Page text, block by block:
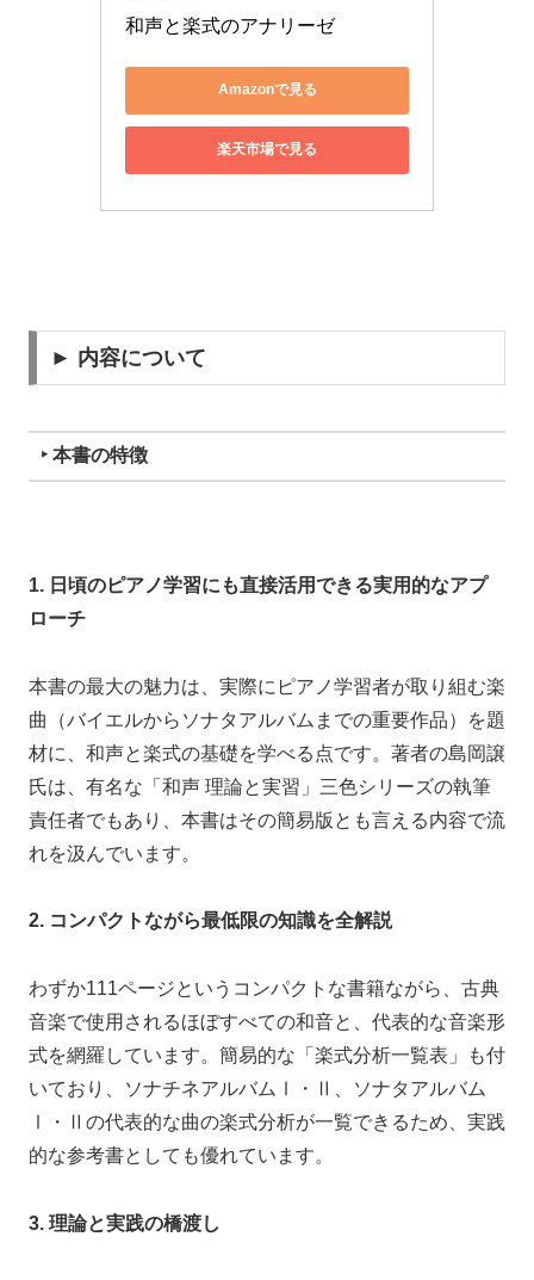
和声と楽式のアナリーゼ
Amazonで見る
楽天市場で見る
► 内容について
‣ 本書の特徴
1. 日頃のピアノ学習にも直接活用できる実用的なアプ
ローチ
本書の最大の魅力は、実際にピアノ学習者が取り組む楽
曲（バイエルからソナタアルバムまでの重要作品）を題
材に、和声と楽式の基礎を学べる点です。著者の島岡譲
氏は、有名な「和声 理論と実習」三色シリーズの執筆
責任者でもあり、本書はその簡易版とも言える内容で流
れを汲んでいます。
2. コンパクトながら最低限の知識を全解説
わずか111ページというコンパクトな書籍ながら、古典
音楽で使用されるほぼすべての和音と、代表的な音楽形
式を網羅しています。簡易的な「楽式分析一覧表」も付
いており、ソナチネアルバムⅠ・Ⅱ、ソナタアルバム
Ⅰ・Ⅱの代表的な曲の楽式分析が一覧できるため、実践
的な参考書としても優れています。
3. 理論と実践の橋渡し